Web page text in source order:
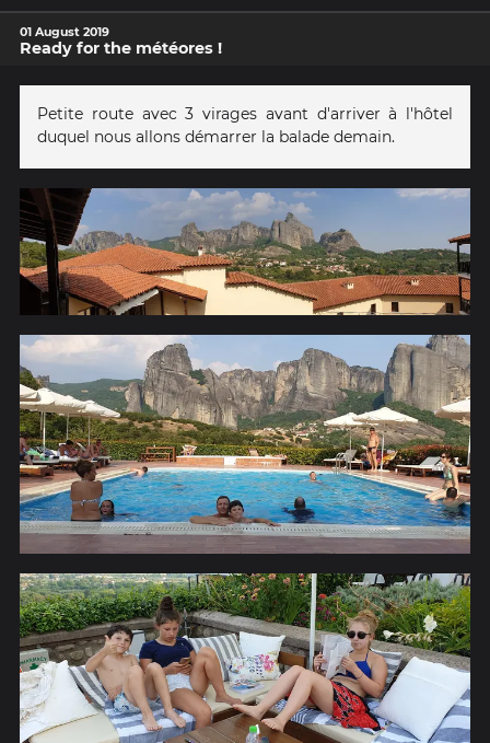
01 August 2019
Ready for the météores !
Petite route avec 3 virages avant d'arriver à l'hôtel
duquel nous allons démarrer la balade demain.